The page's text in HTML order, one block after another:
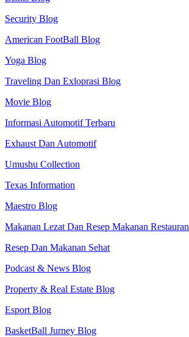
Security Blog
American FootBall Blog
Yoga Blog
Traveling Dan Exloprasi Blog
Movie Blog
Informasi Automotif Terbaru
Exhaust Dan Automotif
Umushu Collection
Texas Information
Maestro Blog
Makanan Lezat Dan Resep Makanan Restauran
Resep Dan Makanan Sehat
Podcast & News Blog
Property & Real Estate Blog
Esport Blog
BasketBall Jurney Blog